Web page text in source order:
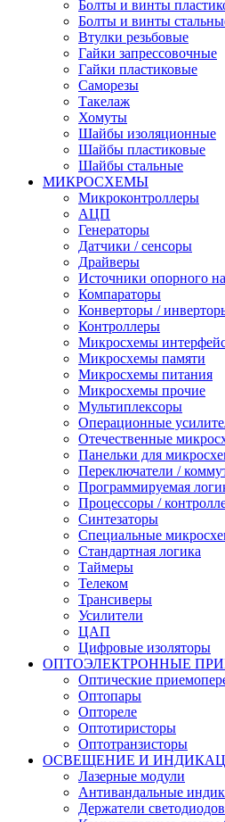
Болты и винты
Болты и винты
Втулки резьбовые
Гайки запрессовочные
Гайки пластиковые
Саморезы
Такелаж
Хомуты
Шайбы изоляционные
Шайбы пластиковые
Шайбы стальные
МИКРОСХЕМЫ
Микроконтроллеры
АЦП
Генераторы
Датчики / сенсоры
Драйверы
Источники опорного
Компараторы
Конверторы /
Контроллеры
Микросхемы
Микросхемы памяти
Микросхемы питания
Микросхемы прочие
Мультиплексоры
Операционные
Отечественные
Панельки для
Переключатели /
Программируемая
Процессоры /
Синтезаторы
Специальные
Стандартная логика
Таймеры
Телеком
Трансиверы
Усилители
ЦАП
Цифровые изоляторы
ОПТОЭЛЕКТРОННЫЕ
Оптические
Оптопары
Оптореле
Оптотиристоры
Оптотранзисторы
ОСВЕЩЕНИЕ И
Лазерные модули
Антивандальные
Держатели светодиодов